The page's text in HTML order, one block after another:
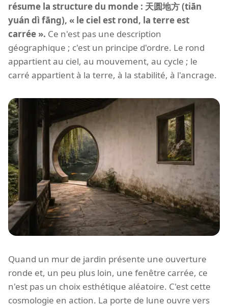
résume la structure du monde : 天圆地方 (tiān
yuán dì fāng), « le ciel est rond, la terre est
carrée ». Ce n'est pas une description
géographique ; c'est un principe d'ordre. Le rond
appartient au ciel, au mouvement, au cycle ; le
carré appartient à la terre, à la stabilité, à l'ancrage.
Quand un mur de jardin présente une ouverture
ronde et, un peu plus loin, une fenêtre carrée, ce
n'est pas un choix esthétique aléatoire. C'est cette
cosmologie en action. La porte de lune ouvre vers